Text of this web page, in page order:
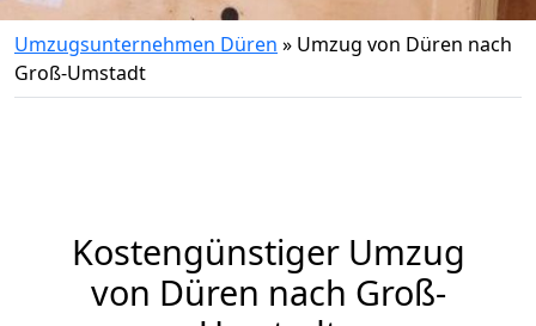
Umzugsunternehmen Düren » Umzug von Düren nach
Groß-Umstadt
Kostengünstiger Umzug
von Düren nach Groß-